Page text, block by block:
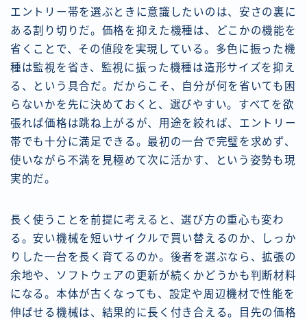
エントリー帯を選ぶときに意識したいのは、安さの裏に
ある割り切りだ。価格を抑えた機種は、どこかの機能を
省くことで、その値段を実現している。多色に振った機
種は監視を省き、監視に振った機種は造形サイズを抑え
る、という具合だ。だからこそ、自分が何を省いても困
らないかを先に決めておくと、選びやすい。すべてを欲
張れば価格は跳ね上がるが、用途を絞れば、エントリー
帯でも十分に満足できる。最初の一台で完璧を求めず、
使いながら不満を見極めて次に活かす、という姿勢も現
実的だ。
長く使うことを前提に考えると、選び方の重心も変わ
る。安い機械を短いサイクルで買い替えるのか、しっか
りした一台を長く育てるのか。後者を選ぶなら、拡張の
余地や、ソフトウェアの更新が続くかどうかも判断材料
になる。本体が古くなっても、設定や周辺機材で性能を
伸ばせる機械は、結果的に長く付き合える。目先の価格